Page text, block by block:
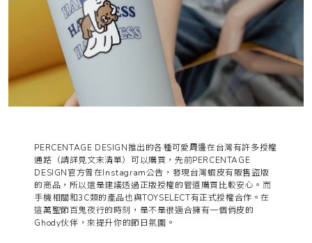
PERCENTAGE DESIGN推出的各種可愛周邊在台灣有許多授權
通路（請詳見文末清單）可以購買，先前PERCENTAGE
DESIGN官方曾在Instagram公告，發現台灣蝦皮有販售盜版
的商品，所以還是建議透過正版授權的管道購買比較安心。而
手機相關和3C類的產品也與TOYSELECT有正式授權合作。在
這萬聖節百鬼夜行的時刻，是不是很適合擁有一個俏皮的
Ghody伙伴，來提升你的節日氛圍。